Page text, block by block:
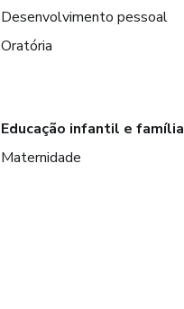
Desenvolvimento pessoal
Oratória
Educação infantil e família
Maternidade